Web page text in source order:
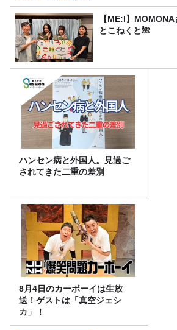
【ME:I】
とこねくと🌺
ハンセン病と外国人。見過ご
されてきた二重の差別
8月4日のカーボーイは生放
送！ゲストは「真空ジェシ
カ」！